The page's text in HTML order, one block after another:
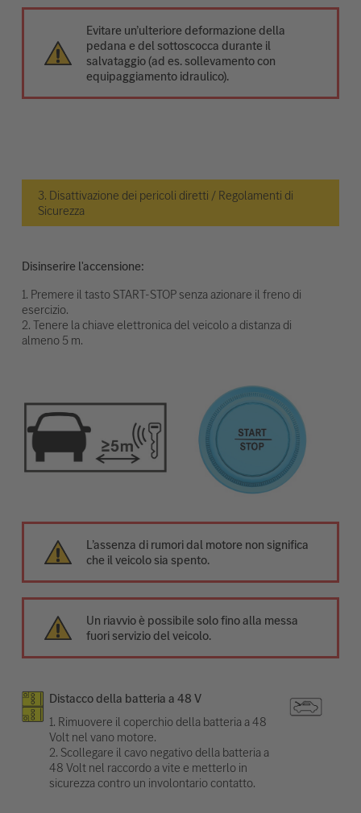
Evitare un’ulteriore deformazione della
pedana e del sottoscocca durante il
salvataggio (ad es. sollevamento con
equipaggiamento idraulico).
3. Disattivazione dei pericoli diretti / Regolamenti di
Sicurezza
Disinserire l'accensione:
1. Premere il tasto START-STOP senza azionare il freno di
esercizio.
2. Tenere la chiave elettronica del veicolo a distanza di
almeno 5 m.
L’assenza di rumori dal motore non significa
che il veicolo sia spento.
Un riavvio è possibile solo fino alla messa
fuori servizio del veicolo.
Distacco della batteria a 48 V
1. Rimuovere il coperchio della batteria a 48
Volt nel vano motore.
2. Scollegare il cavo negativo della batteria a
48 Volt nel raccordo a vite e metterlo in
sicurezza contro un involontario contatto.